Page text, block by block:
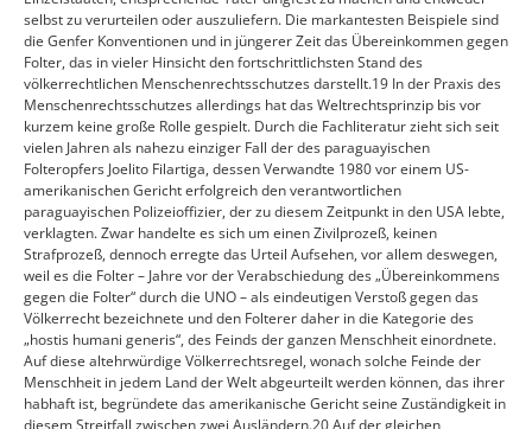
selbst zu verurteilen oder auszuliefern. Die markantesten Beispiele sind
die Genfer Konventionen und in jüngerer Zeit das Übereinkommen gegen
Folter, das in vieler Hinsicht den fortschrittlichsten Stand des
völkerrechtlichen Menschenrechtsschutzes darstellt.19 In der Praxis des
Menschenrechtsschutzes allerdings hat das Weltrechtsprinzip bis vor
kurzem keine große Rolle gespielt. Durch die Fachliteratur zieht sich seit
vielen Jahren als nahezu einziger Fall der des paraguayischen
Folteropfers Joelito Filartiga, dessen Verwandte 1980 vor einem US-
amerikanischen Gericht erfolgreich den verantwortlichen
paraguayischen Polizeioffizier, der zu diesem Zeitpunkt in den USA lebte,
verklagten. Zwar handelte es sich um einen Zivilprozeß, keinen
Strafprozeß, dennoch erregte das Urteil Aufsehen, vor allem deswegen,
weil es die Folter – Jahre vor der Verabschiedung des „Übereinkommens
gegen die Folter“ durch die UNO – als eindeutigen Verstoß gegen das
Völkerrecht bezeichnete und den Folterer daher in die Kategorie des
„hostis humani generis“, des Feinds der ganzen Menschheit einordnete.
Auf diese altehrwürdige Völkerrechtsregel, wonach solche Feinde der
Menschheit in jedem Land der Welt abgeurteilt werden können, das ihrer
habhaft ist, begründete das amerikanische Gericht seine Zuständigkeit in